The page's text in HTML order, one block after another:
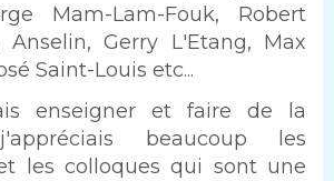
Mam-Lam-Fouk, Robert
Anselin, Gerry L'Etang, Max
Saint-Louis etc...
enseigner et faire de la
beaucoup les
les colloques qui sont une